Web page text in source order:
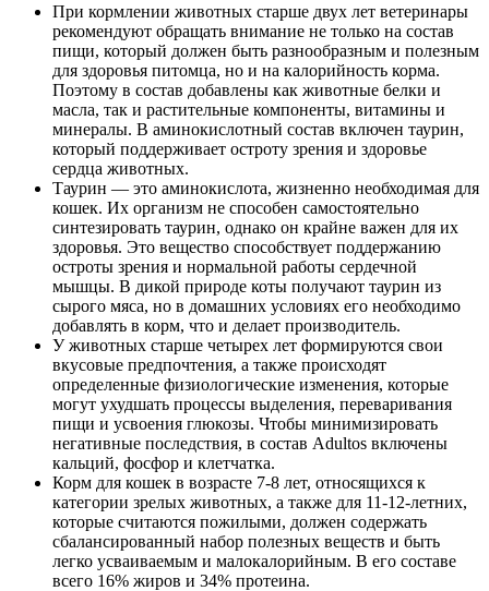
При кормлении животных старше двух лет ветеринары
рекомендуют обращать внимание не только на состав
пищи, который должен быть разнообразным и полезным
для здоровья питомца, но и на калорийность корма.
Поэтому в состав добавлены как животные белки и
масла, так и растительные компоненты, витамины и
минералы. В аминокислотный состав включен таурин,
который поддерживает остроту зрения и здоровье
сердца животных.
Таурин — это аминокислота, жизненно необходимая для
кошек. Их организм не способен самостоятельно
синтезировать таурин, однако он крайне важен для их
здоровья. Это вещество способствует поддержанию
остроты зрения и нормальной работы сердечной
мышцы. В дикой природе коты получают таурин из
сырого мяса, но в домашних условиях его необходимо
добавлять в корм, что и делает производитель.
У животных старше четырех лет формируются свои
вкусовые предпочтения, а также происходят
определенные физиологические изменения, которые
могут ухудшать процессы выделения, переваривания
пищи и усвоения глюкозы. Чтобы минимизировать
негативные последствия, в состав Adultos включены
кальций, фосфор и клетчатка.
Корм для кошек в возрасте 7-8 лет, относящихся к
категории зрелых животных, а также для 11-12-летних,
которые считаются пожилыми, должен содержать
сбалансированный набор полезных веществ и быть
легко усваиваемым и малокалорийным. В его составе
всего 16% жиров и 34% протеина.